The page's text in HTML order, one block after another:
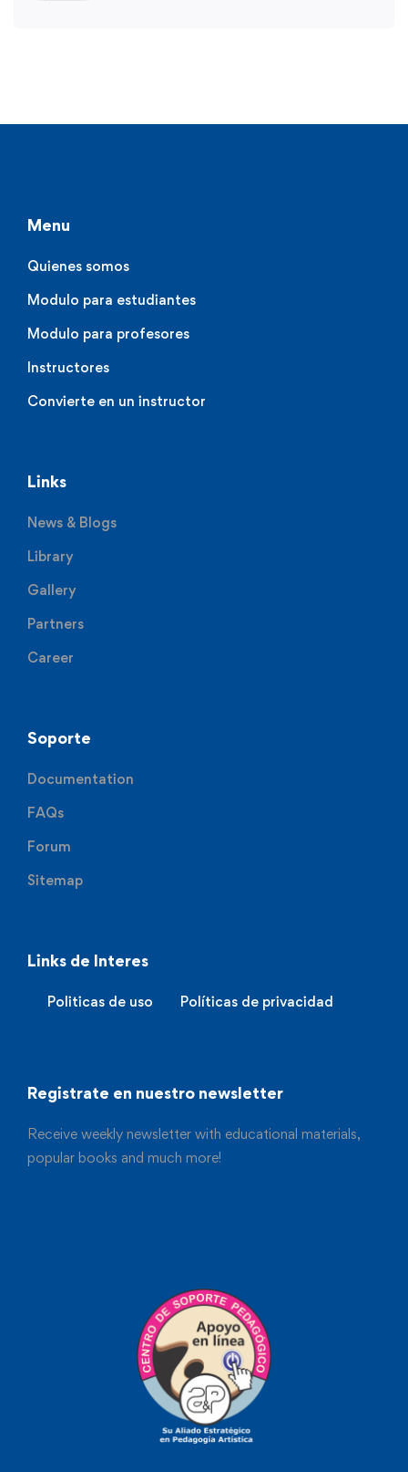
Menu
Quienes somos
Modulo para estudiantes
Modulo para profesores
Instructores
Convierte en un instructor
Links
News & Blogs
Library
Gallery
Partners
Career
Soporte
Documentation
FAQs
Forum
Sitemap
Links de Interes
Politicas de uso Políticas de privacidad
Registrate en nuestro newsletter
Receive weekly newsletter with educational materials,
popular books and much more!